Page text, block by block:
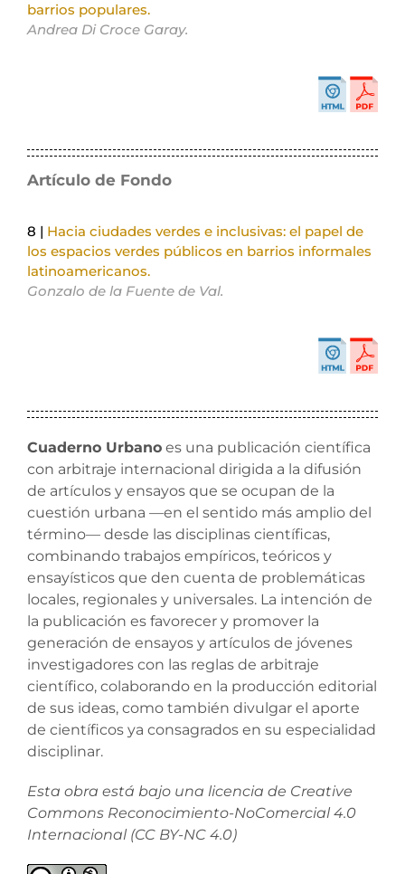
barrios populares.
Andrea Di Croce Garay.
Artículo de Fondo
8 | Hacia ciudades verdes e inclusivas: el papel de
los espacios verdes públicos en barrios informales
latinoamericanos.
Gonzalo de la Fuente de Val.
Cuaderno Urbano es una publicación científica
con arbitraje internacional dirigida a la difusión
de artículos y ensayos que se ocupan de la
cuestión urbana —en el sentido más amplio del
término— desde las disciplinas científicas,
combinando trabajos empíricos, teóricos y
ensayísticos que den cuenta de problemáticas
locales, regionales y universales. La intención de
la publicación es favorecer y promover la
generación de ensayos y artículos de jóvenes
investigadores con las reglas de arbitraje
científico, colaborando en la producción editorial
de sus ideas, como también divulgar el aporte
de científicos ya consagrados en su especialidad
disciplinar.
Esta obra está bajo una licencia de Creative
Commons Reconocimiento-NoComercial 4.0
Internacional (CC BY-NC 4.0)